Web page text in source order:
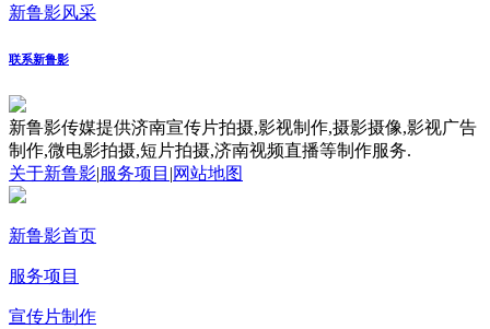
新鲁影风采
联系新鲁影
新鲁影传媒提供济南宣传片拍摄,影视制作,摄影摄像,影视广告
制作,微电影拍摄,短片拍摄,济南视频直播等制作服务.
关于新鲁影|服务项目 |网站地图
新鲁影首页
服务项目
宣传片制作